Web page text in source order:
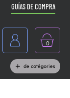
GUÍAS DE COMPRA
0
de catégories